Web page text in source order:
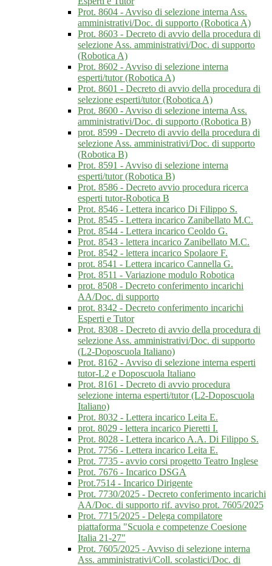
Prot. 8604 - Avviso di selezione interna Ass.
amministrativi/Doc. di supporto (Robotica A)
Prot. 8603 - Decreto di avvio della procedura di
selezione Ass. amministrativi/Doc. di supporto
(Robotica A)
Prot. 8602 - Avviso di selezione interna
esperti/tutor (Robotica A)
Prot. 8601 - Decreto di avvio della procedura di
selezione esperti/tutor (Robotica A)
Prot. 8600 - Avviso di selezione interna Ass.
amministrativi/Doc. di supporto (Robotica B)
prot. 8599 - Decreto di avvio della procedura di
selezione Ass. amministrativi/Doc. di supporto
(Robotica B)
Prot. 8591 - Avviso di selezione interna
esperti/tutor (Robotica B)
Prot. 8586 - Decreto avvio procedura ricerca
esperti tutor-Robotica B
Prot. 8546 - Lettera incarico Di Filippo S.
Prot. 8545 - Lettera incarico Zanibellato M.C.
Prot. 8544 - Lettera incarico Ceoldo G.
Prot. 8543 - lettera incarico Zanibellato M.C.
Prot. 8542 - lettera incarico Spolaore F.
prot. 8541 - Lettera incarico Cannella G.
Prot. 8511 - Variazione modulo Robotica
prot. 8508 - Decreto conferimento incarichi
AA/Doc. di supporto
prot. 8342 - Decreto conferimento incarichi
Esperti e Tutor
Prot. 8308 - Decreto di avvio della procedura di
selezione Ass. amministrativi/Doc. di supporto
(L2-Doposcuola Italiano)
Prot. 8162 - Avviso di selezione interna esperti
tutor-L2 e Doposcuola Italiano
Prot. 8161 - Decreto di avvio procedura
selezione interna esperti/tutor (L2-Doposcuola
Italiano)
Prot. 8032 - Lettera incarico Leita E.
prot. 8029 - lettera incarico Pieretti I.
Prot. 8028 - Lettera incarico A.A. Di Filippo S.
Prot. 7756 - Lettera incarico Leita E.
Prot. 7735 - avvio corsi progetto Teatro Inglese
Prot. 7676 - Incarico DSGA
Prot.7514 - Incarico Dirigente
Prot. 7730/2025 - Decreto conferimento incarichi
AA/Doc. di supporto rif. avviso prot. 7605/2025
Prot. 7715/2025 - Delega compilatore
piattaforma "Scuola e competenze Coesione
Italia 21-27"
Prot. 7605/2025 - Avviso di selezione interna
Ass. amministrativi/Coll. scolastici/Doc. di